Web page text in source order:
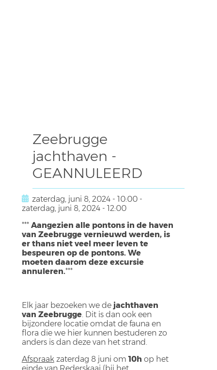
Zeebrugge
jachthaven -
GEANNULEERD
zaterdag, juni 8, 2024 - 10:00-
zaterdag, juni 8, 2024 - 12:00
*** Aangezien alle pontons in de haven
van Zeebrugge vernieuwd werden, is
er thans niet veel meer leven te
bespeuren op de pontons. We
moeten daarom deze excursie
annuleren.***
Elk jaar bezoeken we dejachthaven
van Zeebrugge. Dit is dan ook een
bijzondere locatie omdat de fauna en
flora die we hier kunnen bestuderen zo
anders is dan deze van het strand.
Afspraakzaterdag 8 juni om10h op het